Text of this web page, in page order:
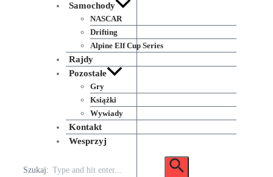
Samochody
NASCAR
Drifting
Alpine Elf Cup Series
Rajdy
Pozostałe
Gry
Książki
Wywiady
Kontakt
Wesprzyj
Szukaj: